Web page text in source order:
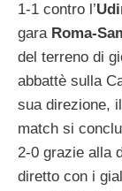
1-1 contro l’
gara Roma-
del terreno di
abbattè sulla
sua direzione,
match si
2-0 grazie alla
diretto con i